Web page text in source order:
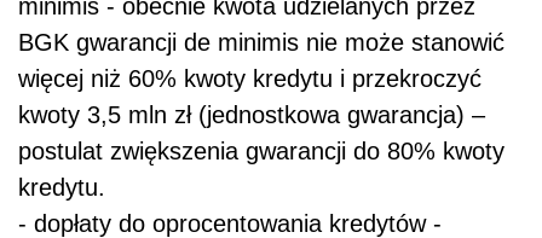
minimis - obecnie kwota udzielanych przez
BGK gwarancji de minimis nie może stanowić
więcej niż 60% kwoty kredytu i przekroczyć
kwoty 3,5 mln zł (jednostkowa gwarancja) –
postulat zwiększenia gwarancji do 80% kwoty
kredytu.
- dopłaty do oprocentowania kredytów -